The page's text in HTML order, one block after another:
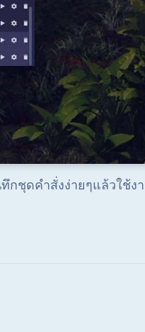
ทึกชุดคำสั่งง่ายๆแล้วใช้ง